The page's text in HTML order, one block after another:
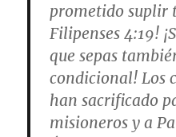
prometido suplir
Filipenses 4:19!
que sepas
condicional! Los
han sacrificado
misioneros y a